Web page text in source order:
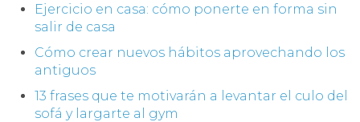
Ejercicio en casa: cómo ponerte en forma sin
salir de casa
Cómo crear nuevos hábitos aprovechando los
antiguos
13 frases que te motivarán a levantar el culo del
sofá y largarte al gym